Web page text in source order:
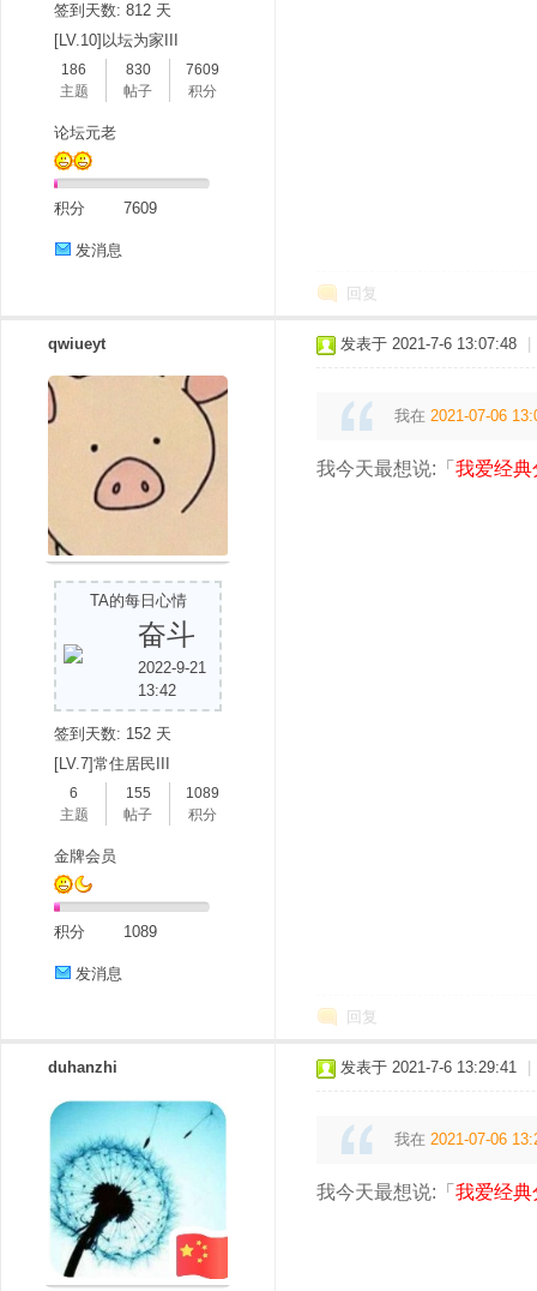
签到天数: 812 天
[LV.10]以坛为家III
186
主题
830
帖子
7609
积分
论坛元老
积分 7609
发消息
回复
qwiueyt
TA的每日心情
奋斗
2022-9-21
13:42
签到天数: 152 天
[LV.7]常住居民III
6
主题
155
帖子
1089
积分
金牌会员
积分 1089
发消息
发表于 2021-7-6 13:07:48
我在 2021-07-06
我今天最想说:「 我爱经典
回复
duhanzhi 发表于 2021-7-6 13:29:41
我在 2021-07-06
我今天最想说:「 我爱经典